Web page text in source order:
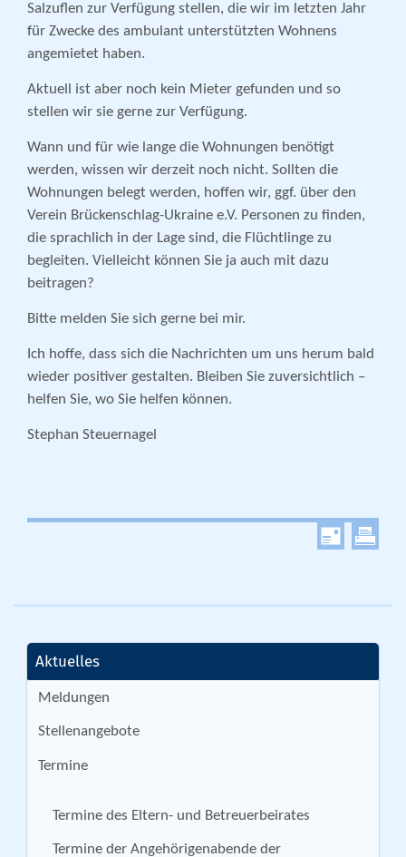
Salzuflen zur Verfügung stellen, die wir im letzten Jahr
für Zwecke des ambulant unterstützten Wohnens
angemietet haben.
Aktuell ist aber noch kein Mieter gefunden und so
stellen wir sie gerne zur Verfügung.
Wann und für wie lange die Wohnungen benötigt
werden, wissen wir derzeit noch nicht. Sollten die
Wohnungen belegt werden, hoffen wir, ggf. über den
Verein Brückenschlag-Ukraine e.V. Personen zu finden,
die sprachlich in der Lage sind, die Flüchtlinge zu
begleiten. Vielleicht können Sie ja auch mit dazu
beitragen?
Bitte melden Sie sich gerne bei mir.
Ich hoffe, dass sich die Nachrichten um uns herum bald
wieder positiver gestalten. Bleiben Sie zuversichtlich –
helfen Sie, wo Sie helfen können.
Stephan Steuernagel
Aktuelles
Meldungen
Stellenangebote
Termine
Termine des Eltern- und Betreuerbeirates
Termine der Angehörigenabende der